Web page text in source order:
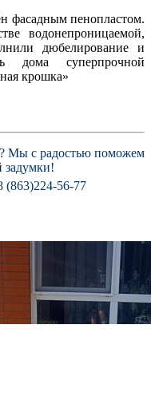
фасадным пенопластом.
водонепроницаемой,
дюбелирование и
дома суперпрочной
крошка»
Мы с радостью поможем
задумки!
(863)224-56-77